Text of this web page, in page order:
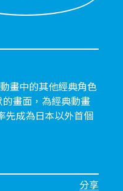
畫中的其他經典角色
的畫面，為經典動畫
先成為日本以外首個
分享